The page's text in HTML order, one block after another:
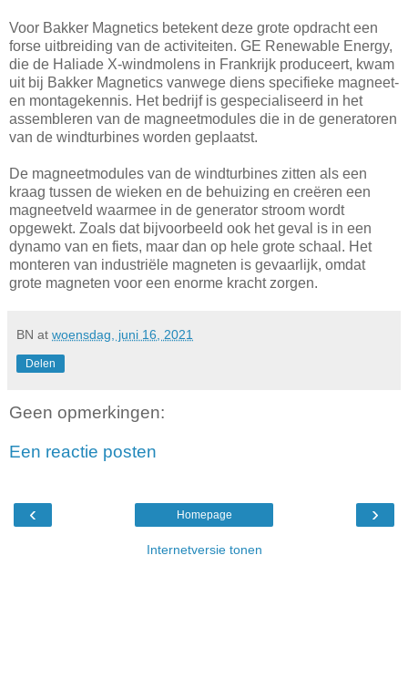
Voor Bakker Magnetics betekent deze grote opdracht een
forse uitbreiding van de activiteiten. GE Renewable Energy,
die de Haliade X-windmolens in Frankrijk produceert, kwam
uit bij Bakker Magnetics vanwege diens specifieke magneet-
en montagekennis. Het bedrijf is gespecialiseerd in het
assembleren van de magneetmodules die in de generatoren
van de windturbines worden geplaatst.
De magneetmodules van de windturbines zitten als een
kraag tussen de wieken en de behuizing en creëren een
magneetveld waarmee in de generator stroom wordt
opgewekt. Zoals dat bijvoorbeeld ook het geval is in een
dynamo van en fiets, maar dan op hele grote schaal. Het
monteren van industriële magneten is gevaarlijk, omdat
grote magneten voor een enorme kracht zorgen.
BN at woensdag, juni 16, 2021
Delen
Geen opmerkingen:
Een reactie posten
‹ ›
Homepage
Internetversie tonen